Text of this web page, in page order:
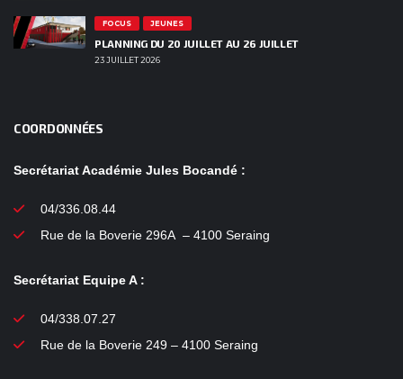
FOCUS JEUNES
PLANNING DU 20 JUILLET AU 26 JUILLET
23 JUILLET 2026
COORDONNÉES
Secrétariat Académie Jules Bocandé :
04/336.08.44
Rue de la Boverie 296A – 4100 Seraing
Secrétariat Equipe A :
04/338.07.27
Rue de la Boverie 249 – 4100 Seraing